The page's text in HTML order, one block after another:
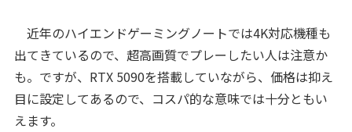
近年のハイエンドゲーミングノートでは4K対応機種も
出てきているので、超高画質でプレーしたい人は注意か
も。ですが、RTX 5090を搭載していながら、価格は抑え
目に設定してあるので、コスパ的な意味では十分ともい
えます。